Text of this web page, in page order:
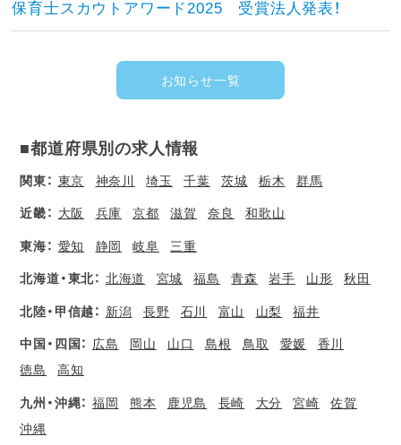
保育士スカウトアワード2025 受賞法人発表！
お知らせ一覧
■都道府県別の求人情報
関東： 東京 神奈川 埼玉 千葉 茨城 栃木 群馬
近畿： 大阪 兵庫 京都 滋賀 奈良 和歌山
東海： 愛知 静岡 岐阜 三重
北海道・東北： 北海道 宮城 福島 青森 岩手 山形 秋田
北陸・甲信越： 新潟 長野 石川 富山 山梨 福井
中国・四国： 広島 岡山 山口 島根 鳥取 愛媛
香川
徳島
高知
九州・沖縄： 福岡 熊本 鹿児島 長崎 大分 宮崎
佐賀
沖縄